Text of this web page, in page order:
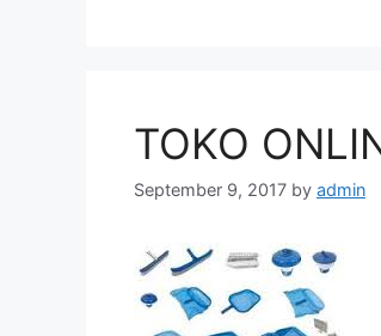
TOKO
September 9, 2017 by admin